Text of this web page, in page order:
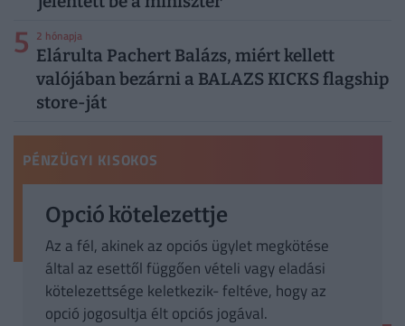
5 2 hónapja
Elárulta Pachert Balázs, miért kellett
valójában bezárni a BALAZS KICKS flagship
store-ját
PÉNZÜGYI KISOKOS
Opció kötelezettje
Az a fél, akinek az opciós ügylet megkötése
által az esettől függően vételi vagy eladási
kötelezettsége keletkezik- feltéve, hogy az
opció jogosultja élt opciós jogával.